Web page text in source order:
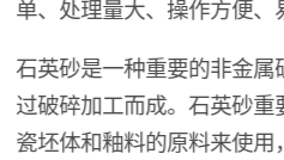
单、处理量大、操作方便、
石英砂是一种重要的非金
过破碎加工而成。石英砂
瓷坯体和釉料的原料来使